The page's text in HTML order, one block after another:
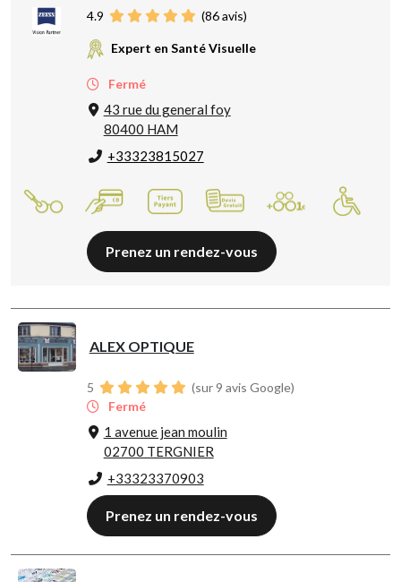
4.9 (86avis)
Expert en Santé Visuelle
Fermé
43 rue du general foy
80400 HAM
+33323815027
Prenez un rendez-vous
ALEX OPTIQUE
5
(sur 9 avis Google)
Fermé
1 avenue jean moulin
02700 TERGNIER
+33323370903
Prenez un rendez-vous